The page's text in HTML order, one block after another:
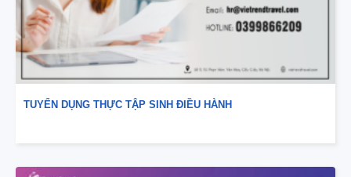
TUYỂN DỤNG THỰC TẬP SINH ĐIỀU HÀNH